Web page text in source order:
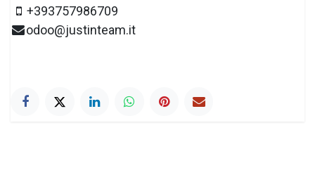
+393757986709
odoo@justinteam.it